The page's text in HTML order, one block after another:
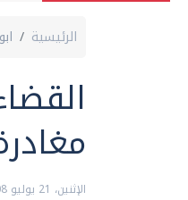
الرئيسية
الإثنين، 21 يوليو 2008 05:41 ص